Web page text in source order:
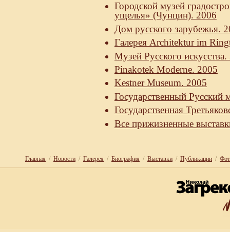
Городской музей
ущелья» (Чунцин). 2006
Дом русского зарубежья.
Галерея Architektur im
Музей Русского
Pinakotek Moderne. 2005
Kestner Museum. 2005
Государственный Русский
Государственная
Все прижизненные
Главная / Новости / Галерея / Биография / Выставки / Публикации /